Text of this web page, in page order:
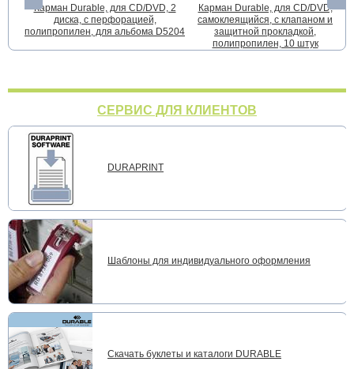
Карман Durable, для CD/DVD, 2
диска, с перфорацией,
полипропилен, для альбома D5204
Карман Durable, для CD/DVD,
самоклеящийся, с клапаном и
защитной прокладкой,
полипропилен, 10 штук
СЕРВИС ДЛЯ КЛИЕНТОВ
DURAPRINT
Шаблоны для индивидуального оформления
Скачать буклеты и каталоги DURABLE